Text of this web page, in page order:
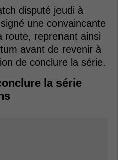
disputé jeudi à
une convaincante
route, reprenant ainsi
avant de revenir à
de conclure la série.
la série